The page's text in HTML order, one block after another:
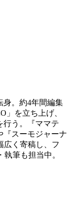
身。約4年間編集
」を立ち上げ、
行う。『ママテ
『スーモジャーナ
広く寄稿し、フ
筆も担当中。